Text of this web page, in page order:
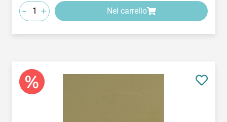
- + Nel carrello